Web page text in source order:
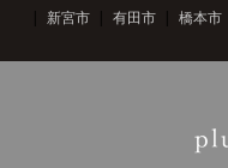
新宮市
有田市 橋本市